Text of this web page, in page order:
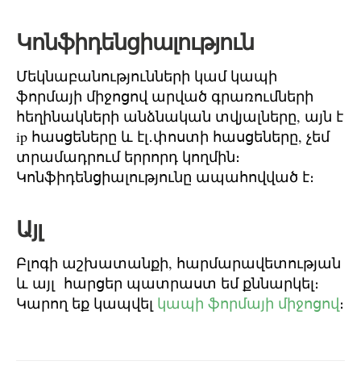
Կոնֆիդենցիալություն
Մեկնաբանությունների կամ կապի
ֆորմայի միջոցով արված գրառումների
հեղինակների անձնական տվյալները, այն է
ip հասցեները և էլ․փոստի հասցեները, չեմ
տրամադրում երրորդ կողմին։
Կոնֆիդենցիալությունը ապահովված է։
Այլ
Բլոգի աշխատանքի, հարմարավետության
և այլ հարցեր պատրաստ եմ քննարկել։
Կարող եք կապվել կապի ֆորմայի միջոցով։